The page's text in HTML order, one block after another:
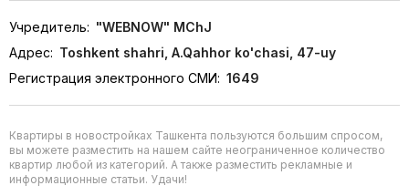
Учредитель: "WEBNOW" MChJ
Адрес: Toshkent shahri, A.Qahhor ko'chasi, 47-uy
Регистрация электронного СМИ: 1649
Квартиры в новостройках Ташкента пользуются большим спросом,
вы можете разместить на нашем сайте неограниченное количество
квартир любой из категорий. А также разместить рекламные и
информационные статьи. Удачи!